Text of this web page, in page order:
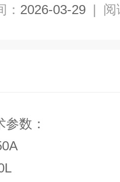
2026-03-29 | 阅
参数：